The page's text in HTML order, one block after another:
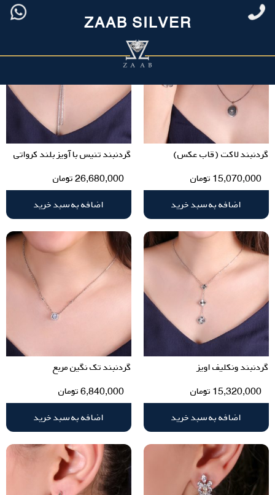
ZAAB SILVER
گردنبند لاکت (قاب عکس)
15,070,000 تومان
اضافه به سبد خرید
گردنبند تنیس با آویز بلند کرواتی
26,680,000تومان
اضافه به سبد خرید
گردنبند ونکلیف اویز
15,320,000 تومان
اضافه به سبد خرید
گردنبند تک نگین مربع
6,840,000تومان
اضافه به سبد خرید